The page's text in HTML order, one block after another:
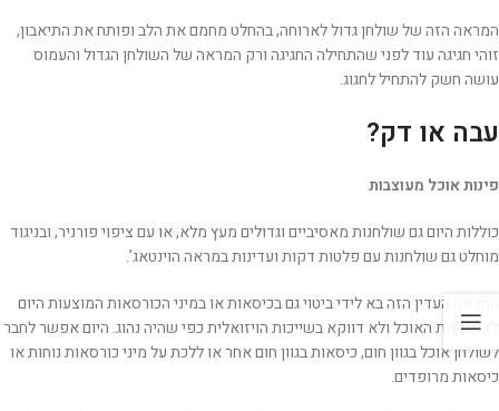
המראה הזה של שולחן גדול לארוחה, בהחלט מחמם את הלב ופותח את התיאבון,
זוהי חגיגה עוד לפני שהתחילה החגיגה ורק המראה של השולחן הגדול והעמוס
עושה חשק להתחיל לחגוג.
עבה או דק?
פינות אוכל מעוצבות
כוללות היום גם שולחנות מאסיביים וגדולים מעץ מלא, או עם ציפוי פורניר, ובניגוד
מוחלט גם שולחנות עם פלטות דקות ועדינות במראה הוינטאג’.
המראה העדין הזה בא לידי ביטוי גם בכיסאות או במיני הכורסאות המוצעות היום
לצד פינות האוכל ולא דווקא בשייכות הויזואלית כפי שהיה נהוג. היום אפשר לחבר
לשולחן אוכל בגוון חום, כיסאות בגוון חום אחר או ללכת על מיני כורסאות נוחות או
כיסאות מרופדים.